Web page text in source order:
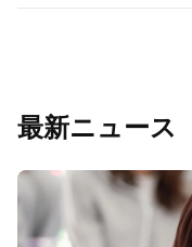
最新ニュース